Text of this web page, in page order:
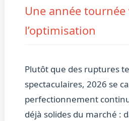
Une année tournée
l’optimisation
Plutôt que des ruptures
spectaculaires, 2026 se
perfectionnement
déjà solides du marché :